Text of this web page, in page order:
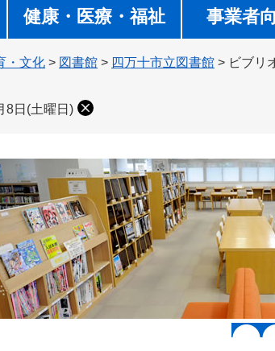
健康・医療・福祉 事業者
・文化 > 図書館 > 四万十市立図書館 > ビブリ
日(土曜日)